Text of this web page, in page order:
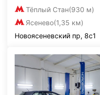
Тёплый Стан(930 м)
Ясенево(1,35 км)
Новоясеневский пр, 8с1